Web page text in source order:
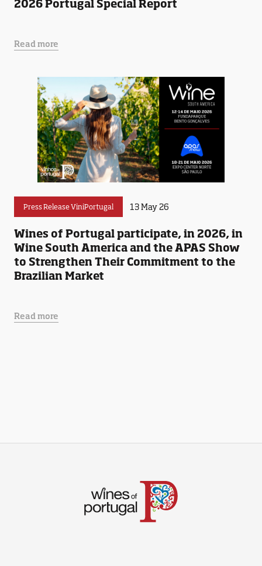
2026 Portugal Special Report
Read more
Press Release ViniPortugal 13 May 26
Wines of Portugal participate, in 2026, in
Wine South America and the APAS Show
to Strengthen Their Commitment to the
Brazilian Market
Read more